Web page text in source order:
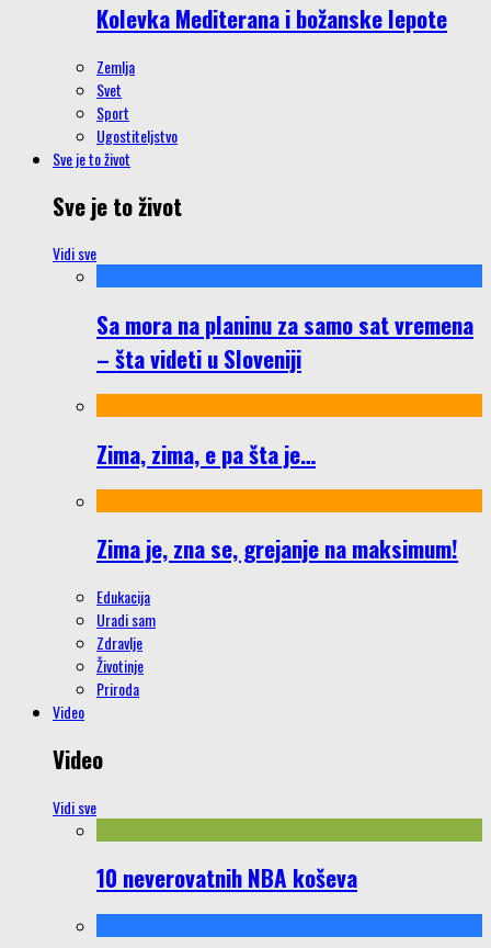
Kolevka Mediterana i božanske lepote
Zemlja
Svet
Sport
Ugostiteljstvo
Sve je to život
Sve je to život
Vidi sve
Sa mora na planinu za samo sat vremena
– šta videti u Sloveniji
Zima, zima, e pa šta je…
Zima je, zna se, grejanje na maksimum!
Edukacija
Uradi sam
Zdravlje
Životinje
Priroda
Video
Video
Vidi sve
10 neverovatnih NBA koševa